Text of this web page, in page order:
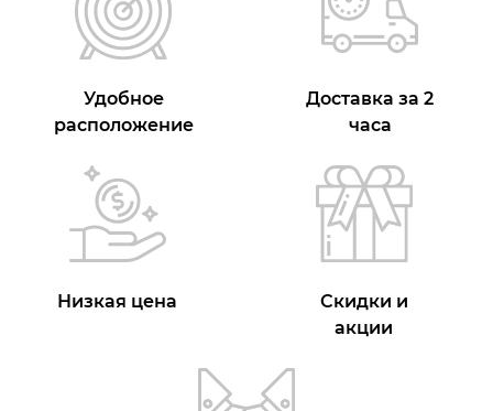
Удобное
расположение
Доставка за 2
часа
Низкая цена
Скидки и
акции